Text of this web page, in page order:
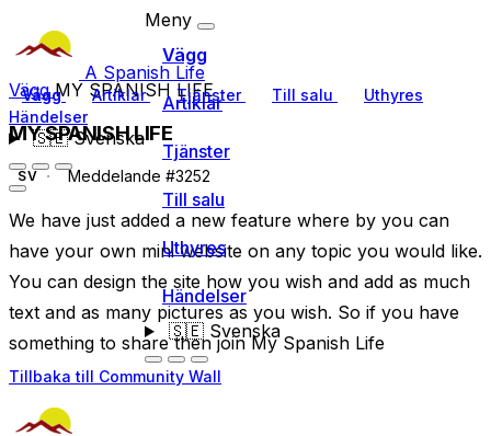
A Spanish Life
Vägg Artiklar Tjänster Till salu
Uthyres
Händelser
🇸🇪Svenska
Meny
Vägg
Artiklar
Tjänster
Till salu
Uthyres
Händelser
🇸🇪Svenska
VäggMY SPANISH LIFE
MY SPANISH LIFE
SV Meddelande #3252
We have just added a new feature where by you can
have your own mini website on any topic you would like.
You can design the site how you wish and add as much
text and as many pictures as you wish. So if you have
something to share then join My Spanish Life
Tillbaka till Community Wall